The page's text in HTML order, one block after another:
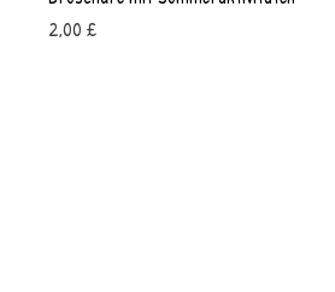
Preis
2,00 £